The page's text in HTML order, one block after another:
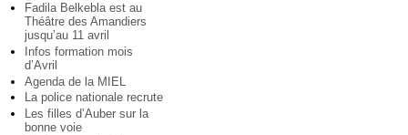
Fadila Belkebla est au
Théâtre des Amandiers
jusqu’au 11 avril
Infos formation mois
d’Avril
Agenda de la MIEL
La police nationale recrute
Les filles d’Auber sur la
bonne voie